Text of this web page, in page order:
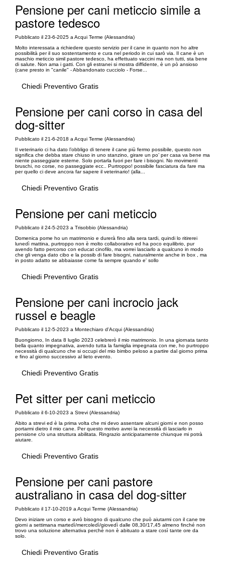
Pensione per cani meticcio simile a
pastore tedesco
Pubblicato il 23-6-2025 a Acqui Terme (Alessandria)
Molto interessata a richiedere questo servizio per il cane in quanto non ho altre
possibilità per il suo sostentamento e cura nel periodo in cui sarò via. Il cane è un
maschio meticcio simil pastore tedesco, ha effettuato vaccini ma non tutti, sta bene
di salute. Non ama i gatti. Con gli estranei si mostra diffidente, è un pò ansioso
(cane presto in "canile" - Abbandonato cucciolo - Forse...
Chiedi Preventivo Gratis
Pensione per cani corso in casa del
dog-sitter
Pubblicato il 21-6-2018 a Acqui Terme (Alessandria)
Il veterinario ci ha dato l’obbligo di tenere il cane più fermo possibile, questo non
significa che debba stare chiuso in uno stanzino, girare un po’ per casa va bene ma
niente passeggiate esterne. Solo portarla fuori per fare i bisogni. No movimenti
bruschi, no corse, no passeggiate ecc.. Purtroppo! possibile fasciatura da fare ma
per quello ci deve ancora far sapere il veterinario! (alla...
Chiedi Preventivo Gratis
Pensione per cani meticcio
Pubblicato il 24-5-2023 a Trisobbio (Alessandria)
Domenica pome ho un matrimonio e durerà fino alla sera tardi, quindi lo ritirerei
lunedì mattina, purtroppo non è molto collaborativo ed ha poco equilibrio, pur
avendo fatto percorso con educat cinofilo, ma vorrei lasciarlo a qualcuno in modo
che gli venga dato cibo e la possib di fare bisogni, naturalmente anche in box , ma
in posto adatto se abbaiasse come fa sempre quando e' sollo
Chiedi Preventivo Gratis
Pensione per cani incrocio jack
russel e beagle
Pubblicato il 12-5-2023 a Montechiaro d'Acqui (Alessandria)
Buongiorno, In data 8 luglio 2023 celebrerò il mio matrimonio. In una giornata tanto
bella quanto impegnativa, avendo tutta la famiglia impegnata con me, ho purtroppo
necessità di qualcuno che si occupi del mio bimbo peloso a partire dal giorno prima
e fino al giorno successivo al lieto evento.
Chiedi Preventivo Gratis
Pet sitter per cani meticcio
Pubblicato il 6-10-2023 a Strevi (Alessandria)
Abito a strevi ed è la prima volta che mi devo assentare alcuni giorni e non posso
portarmi dietro il mio cane. Per questo motivo avrei la necessità di lasciarlo in
pensione c/o una struttura abilitata. Ringrazio anticipatamente chiunque mi potrà
aiutare.
Chiedi Preventivo Gratis
Pensione per cani pastore
australiano in casa del dog-sitter
Pubblicato il 17-10-2019 a Acqui Terme (Alessandria)
Devo iniziare un corso e avrò bisogno di qualcuno che può aiutarmi con il cane tre
giorni a settimana martedì/mercoledì/giovedì dalle 08,30/17,45 almeno finché non
trovo una soluzione alternativa perchè non è abituato a stare così tante ore da
solo.
Chiedi Preventivo Gratis